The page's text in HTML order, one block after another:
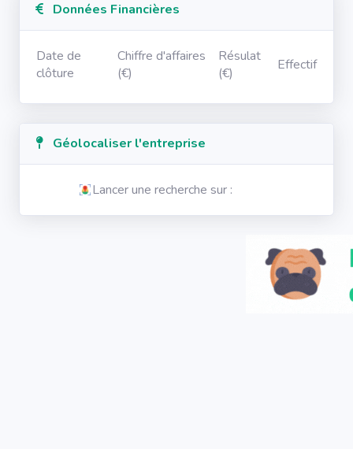
Données Financières
Date de
clôture
Chiffre d'affaires
(€)
Résulat
(€)
Effectif
Géolocaliser l'entreprise
Lancer une recherche sur :